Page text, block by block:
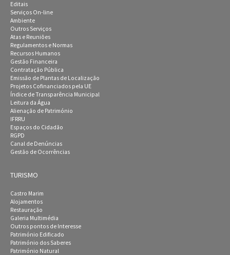
Editais
Serviços On-line
Ambiente
Outros Serviços
Atas e Reuniões
Regulamentos e Normas
Recursos Humanos
Gestão Financeira
Contratação Pública
Emissão de Plantas de Localização
Projetos Cofinanciados pela UE
Índice de Transparência Municipal
Leitura da Água
Alienação de Património
IFRRU
Espaços do Cidadão
RGPD
Canal de Denúncias
Gestão de Ocorrências
TURISMO
Castro Marim
Alojamentos
Restauração
Galeria Multimédia
Outros pontos de Interesse
Património Edificado
Património dos Saberes
Património Natural